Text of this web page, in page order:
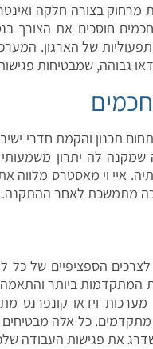
מרחוק בצורה חלקה
חוסכים את הצורך
של הארגון.
גבוהה, שמבטיחות
תכנון והקמת חדרי
שמקנה לה יתרון
איי וי מאסטרס מלווה
מתמשכת לאחר ההתקנה.
הספציפיים של כל
המתקדמות ביותר
וידאו קונפרנס
מתקדמים. כל אלה
את פגישות העבודה